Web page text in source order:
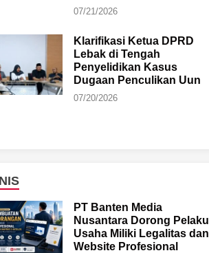
07/21/2026
Klarifikasi Ketua DPRD
Lebak di Tengah
Penyelidikan Kasus
Dugaan Penculikan Uun
07/20/2026
PT Banten Media
Nusantara Dorong Pelaku
Usaha Miliki Legalitas dan
Website Profesional